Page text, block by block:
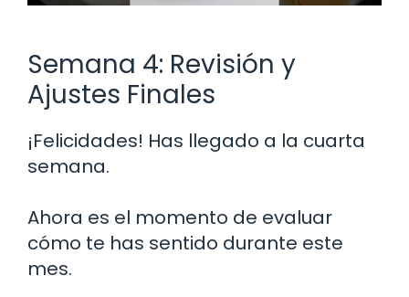
Semana 4: Revisión y
Ajustes Finales
¡Felicidades! Has llegado a la cuarta
semana.
Ahora es el momento de evaluar
cómo te has sentido durante este
mes.